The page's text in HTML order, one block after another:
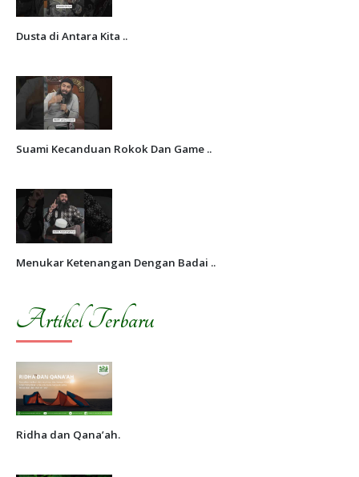
Dusta di Antara Kita ..
Suami Kecanduan Rokok Dan Game ..
Menukar Ketenangan Dengan Badai ..
Artikel Terbaru
Ridha dan Qana’ah.